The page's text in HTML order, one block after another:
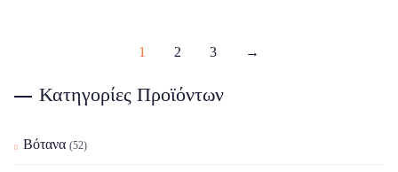
1 2 3 →
Κατηγορίες Προϊόντων
Βότανα (52)